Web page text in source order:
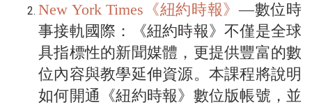
New York Times《紐約時報》—數位時
事接軌國際：《紐約時報》不僅是全球
具指標性的新聞媒體，更提供豐富的數
位內容與教學延伸資源。本課程將說明
如何開通《紐約時報》數位版帳號，並